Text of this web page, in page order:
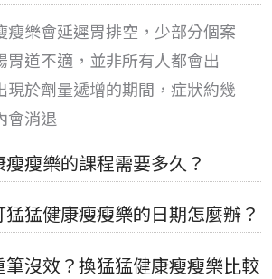
瘦樂會延遲胃排空，少部分個案
胃道不適，並非所有人都會出
現於劑量遞增的期間，症狀約幾
會消退
瘦樂的課程需要多久？
猛健康瘦瘦樂的日期怎麼辦？
筆沒效？換猛猛健康瘦瘦樂比較